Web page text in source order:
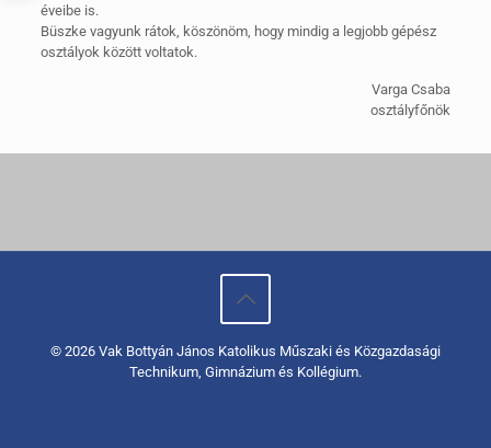
éveibe is.
Büszke vagyunk rátok, köszönöm, hogy mindig a legjobb gépész
osztályok között voltatok.
Varga Csaba
osztályfőnök
© 2026 Vak Bottyán János Katolikus Műszaki és Közgazdasági
Technikum, Gimnázium és Kollégium.